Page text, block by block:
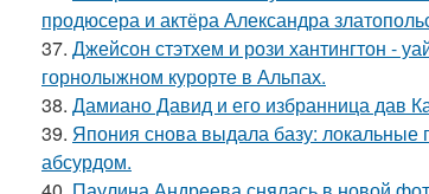
продюсера и актёра Александра
37. Джейсон стэтхем и рози хантингтон -
горнолыжном курорте в Альпах.
38. Дамиано Давид и его избранница дав
39. Япония снова выдала базу: локальные
абсурдом.